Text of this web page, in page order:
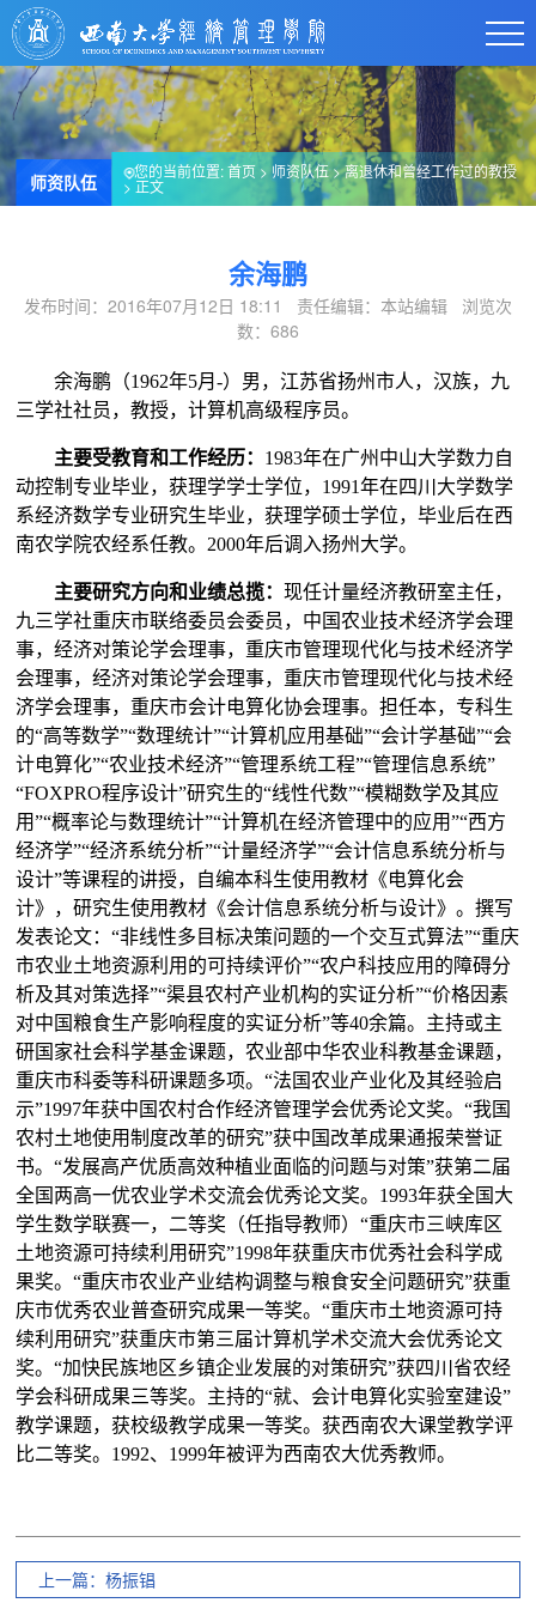
师资队伍 您的当前位置:首页> 师资队伍>离退休和曾经工作过的教授
> 正文
余海鹏
发布时间：2016年07月12日 18:11 责任编辑：本站编辑 浏览次
数： 686
余海鹏（1962年5月-）男，江苏省扬州市人，汉族，九
三学社社员，教授，计算机高级程序员。
主要受教育和工作经历： 1983年在广州中山大学数力自
动控制专业毕业，获理学学士学位， 1991年在四川大学数学
系经济数学专业研究生毕业，获理学硕士学位，毕业后在西
南农学院农经系任教。2000年后调入扬州大学。
主要研究方向和业绩总揽：现任计量经济教研室主任，
九三学社重庆市联络委员会委员，中国农业技术经济学会理
事，经济对策论学会理事，重庆市管理现代化与技术经济学
会理事，经济对策论学会理事，重庆市管理现代化与技术经
济学会理事，重庆市会计电算化协会理事。担任本，专科生
的“高等数学”“数理统计”“计算机应用基础”“会计学基础”“会
计电算化”“农业技术经济”“管理系统工程”“管理信息系统”
“FOXPRO程序设计”研究生的“线性代数”“模糊数学及其应
用”“概率论与数理统计”“计算机在经济管理中的应用”“西方
经济学”“经济系统分析”“计量经济学”“会计信息系统分析与
设计”等课程的讲授，自编本科生使用教材《电算化会
计》，研究生使用教材《会计信息系统分析与设计》。撰写
发表论文：“非线性多目标决策问题的一个交互式算法”“重庆
市农业土地资源利用的可持续评价”“农户科技应用的障碍分
析及其对策选择”“渠县农村产业机构的实证分析”“价格因素
对中国粮食生产影响程度的实证分析”等40余篇。主持或主
研国家社会科学基金课题，农业部中华农业科教基金课题，
重庆市科委等科研课题多项。“法国农业产业化及其经验启
示”1997年获中国农村合作经济管理学会优秀论文奖。“我国
农村土地使用制度改革的研究”获中国改革成果通报荣誉证
书。“发展高产优质高效种植业面临的问题与对策”获第二届
全国两高一优农业学术交流会优秀论文奖。 1993年获全国大
学生数学联赛一，二等奖（任指导教师）“重庆市三峡库区
土地资源可持续利用研究”1998年获重庆市优秀社会科学成
果奖。“重庆市农业产业结构调整与粮食安全问题研究”获重
庆市优秀农业普查研究成果一等奖。“重庆市土地资源可持
续利用研究”获重庆市第三届计算机学术交流大会优秀论文
奖。“加快民族地区乡镇企业发展的对策研究”获四川省农经
学会科研成果三等奖。主持的“就、会计电算化实验室建设”
教学课题，获校级教学成果一等奖。获西南农大课堂教学评
比二等奖。 1992、 1999年被评为西南农大优秀教师。
上一篇：杨振锠